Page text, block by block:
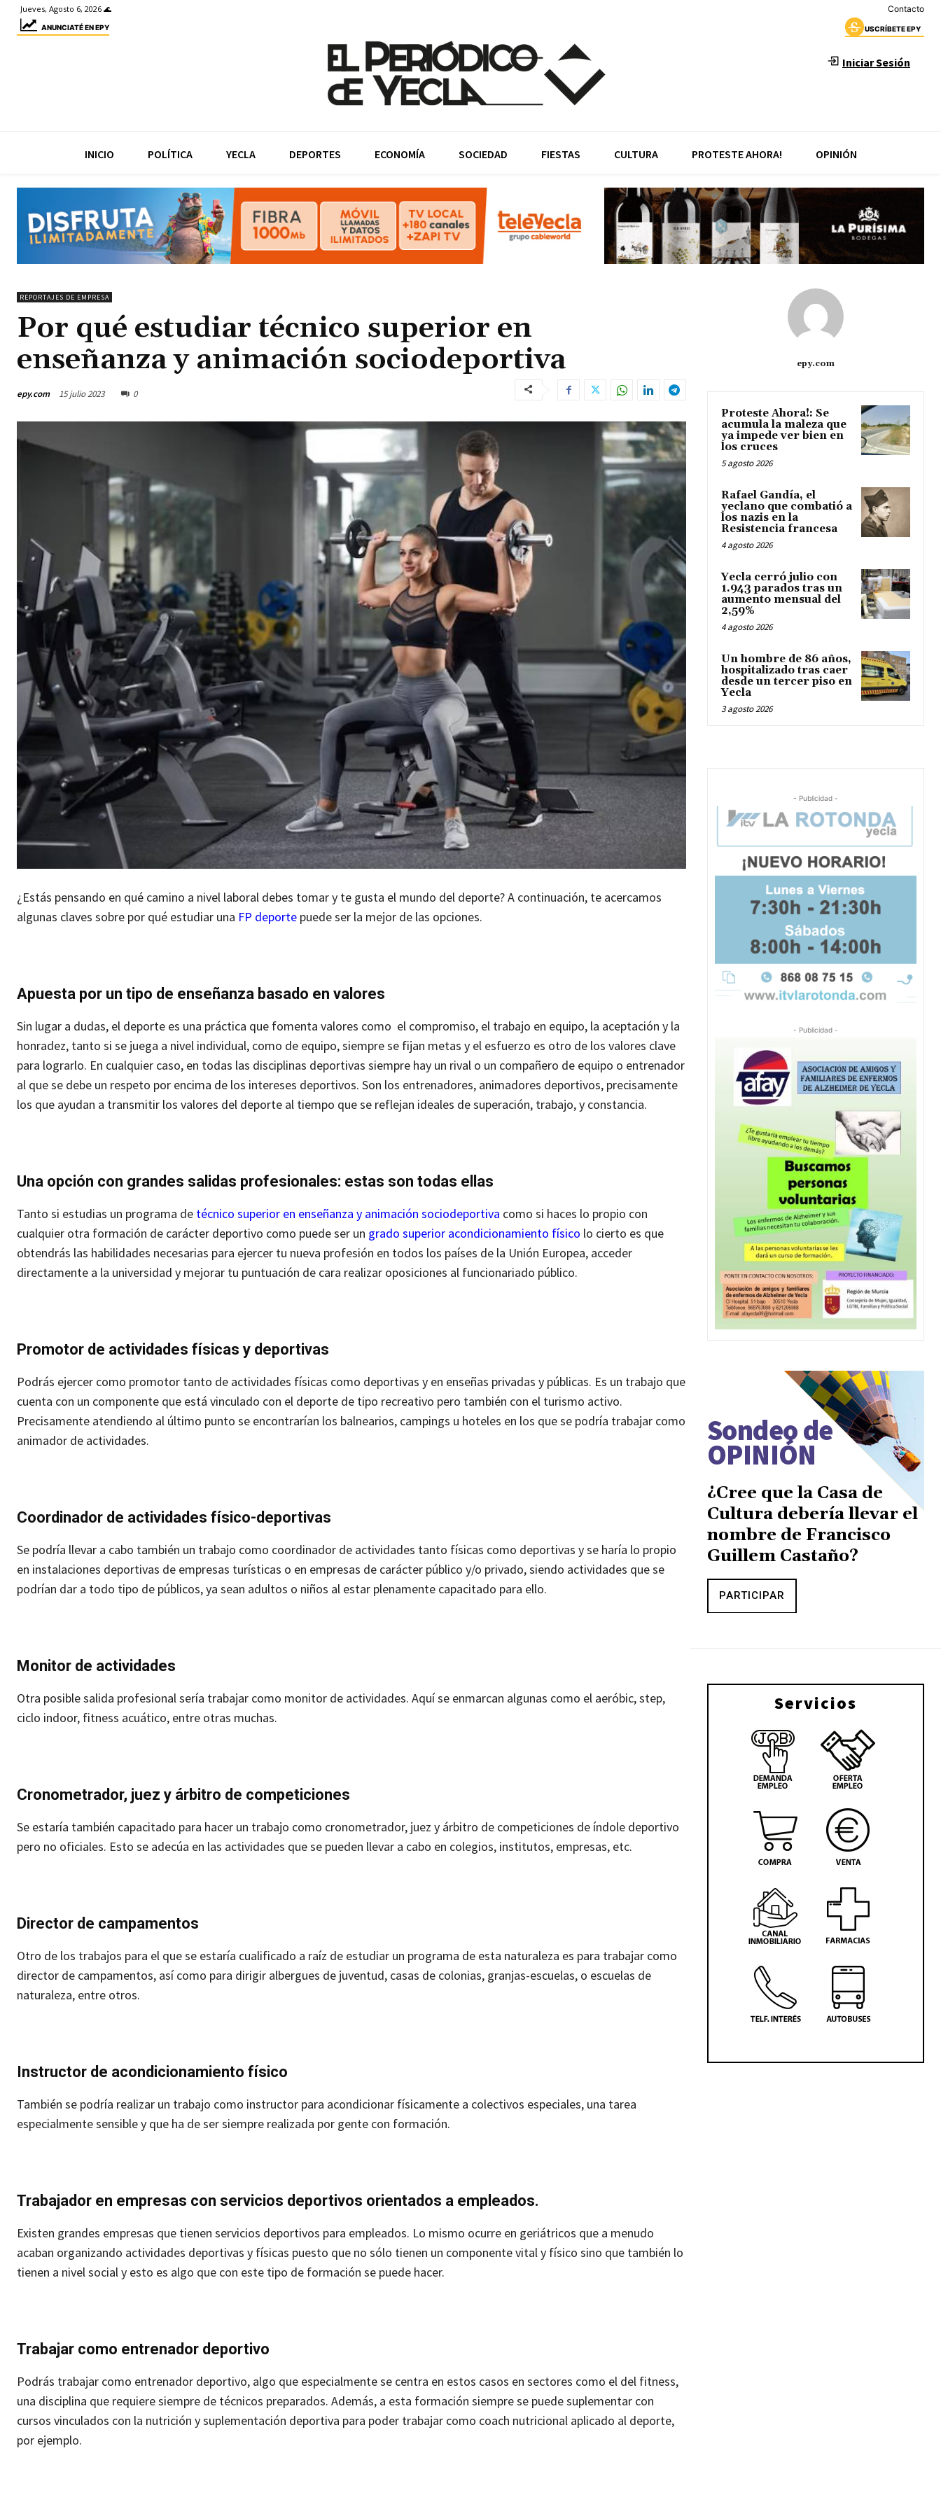
Jueves, Agosto 6, 2026 🌊 Contacto
ANUNCIATÉ EN EPY USCRÍBETE EPY
Iniciar Sesión
INICIO POLÍTICA YECLA DEPORTES ECONOMÍA SOCIEDAD FIESTAS CULTURA PROTESTE AHORA! OPINIÓN
REPORTAJES DE EMPRESA
Por qué estudiar técnico superior en
enseñanza y animación sociodeportiva
epy.com 15 julio 2023 0
¿Estás pensando en qué camino a nivel laboral debes tomar y te gusta el mundo del deporte? A continuación, te acercamos
algunas claves sobre por qué estudiar una FP deporte puede ser la mejor de las opciones.
Apuesta por un tipo de enseñanza basado en valores
Sin lugar a dudas, el deporte es una práctica que fomenta valores como el compromiso, el trabajo en equipo, la aceptación y la
honradez, tanto si se juega a nivel individual, como de equipo, siempre se fijan metas y el esfuerzo es otro de los valores clave
para lograrlo. En cualquier caso, en todas las disciplinas deportivas siempre hay un rival o un compañero de equipo o entrenador
al que se debe un respeto por encima de los intereses deportivos. Son los entrenadores, animadores deportivos, precisamente
los que ayudan a transmitir los valores del deporte al tiempo que se reflejan ideales de superación, trabajo, y constancia.
Una opción con grandes salidas profesionales: estas son todas ellas
Tanto si estudias un programa de técnico superior en enseñanza y animación sociodeportiva como si haces lo propio con
cualquier otra formación de carácter deportivo como puede ser un grado superior acondicionamiento físico lo cierto es que
obtendrás las habilidades necesarias para ejercer tu nueva profesión en todos los países de la Unión Europea, acceder
directamente a la universidad y mejorar tu puntuación de cara realizar oposiciones al funcionariado público.
Promotor de actividades físicas y deportivas
Podrás ejercer como promotor tanto de actividades físicas como deportivas y en enseñas privadas y públicas. Es un trabajo que
cuenta con un componente que está vinculado con el deporte de tipo recreativo pero también con el turismo activo.
Precisamente atendiendo al último punto se encontrarían los balnearios, campings u hoteles en los que se podría trabajar como
animador de actividades.
Coordinador de actividades físico-deportivas
Se podría llevar a cabo también un trabajo como coordinador de actividades tanto físicas como deportivas y se haría lo propio
en instalaciones deportivas de empresas turísticas o en empresas de carácter público y/o privado, siendo actividades que se
podrían dar a todo tipo de públicos, ya sean adultos o niños al estar plenamente capacitado para ello.
Monitor de actividades
Otra posible salida profesional sería trabajar como monitor de actividades. Aquí se enmarcan algunas como el aeróbic, step,
ciclo indoor, fitness acuático, entre otras muchas.
Cronometrador, juez y árbitro de competiciones
Se estaría también capacitado para hacer un trabajo como cronometrador, juez y árbitro de competiciones de índole deportivo
pero no oficiales. Esto se adecúa en las actividades que se pueden llevar a cabo en colegios, institutos, empresas, etc.
Director de campamentos
Otro de los trabajos para el que se estaría cualificado a raíz de estudiar un programa de esta naturaleza es para trabajar como
director de campamentos, así como para dirigir albergues de juventud, casas de colonias, granjas-escuelas, o escuelas de
naturaleza, entre otros.
Instructor de acondicionamiento físico
También se podría realizar un trabajo como instructor para acondicionar físicamente a colectivos especiales, una tarea
especialmente sensible y que ha de ser siempre realizada por gente con formación.
Trabajador en empresas con servicios deportivos orientados a empleados.
Existen grandes empresas que tienen servicios deportivos para empleados. Lo mismo ocurre en geriátricos que a menudo
acaban organizando actividades deportivas y físicas puesto que no sólo tienen un componente vital y físico sino que también lo
tienen a nivel social y esto es algo que con este tipo de formación se puede hacer.
Trabajar como entrenador deportivo
Podrás trabajar como entrenador deportivo, algo que especialmente se centra en estos casos en sectores como el del fitness,
una disciplina que requiere siempre de técnicos preparados. Además, a esta formación siempre se puede suplementar con
cursos vinculados con la nutrición y suplementación deportiva para poder trabajar como coach nutricional aplicado al deporte,
por ejemplo.
epy.com
Proteste Ahora!: Se
acumula la maleza que
ya impede ver bien en
los cruces
5 agosto 2026
Rafael Gandía, el
yeclano que combatió a
los nazis en la
Resistencia francesa
4 agosto 2026
Yecla cerró julio con
1.943 parados tras un
aumento mensual del
2,59%
4 agosto 2026
Un hombre de 86 años,
hospitalizado tras caer
desde un tercer piso en
Yecla
3 agosto 2026
- Publicidad -
- Publicidad -
Sondeo de
OPINIÓN
¿Cree que la Casa de
Cultura debería llevar el
nombre de Francisco
Guillem Castaño?
PARTICIPAR
Servicios